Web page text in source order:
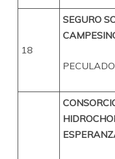
18
SEGURO
PECULADO